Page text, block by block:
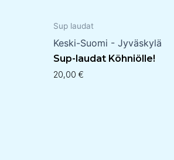
Sup laudat
Keski-Suomi - Jyväskylä
Sup-laudat Köhniölle!
20,00€